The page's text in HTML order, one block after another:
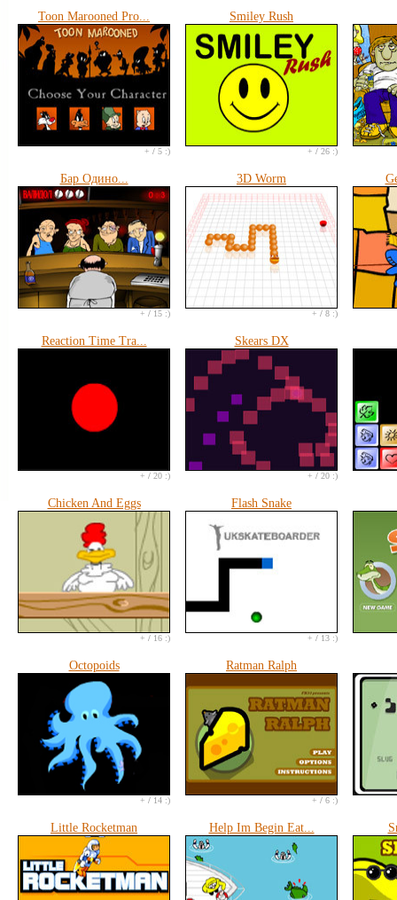
Toon Marooned Pro...
+ / 5 :)
Smiley Rush
+ / 26 :)
Бар Одино...
+ / 15 :)
3D Worm
+ / 8 :)
Reaction Time Tra...
+ / 20 :)
Skears DX
+ / 20 :)
Chicken And Eggs
+ / 16 :)
Flash Snake
+ / 13 :)
Octopoids
+ / 14 :)
Ratman Ralph
+ / 6 :)
Little Rocketman Help Im Begin Eat...